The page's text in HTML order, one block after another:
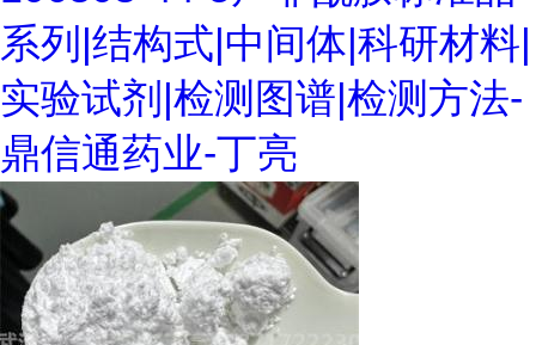
系列|结构式|中间体|科研材料|
实验试剂|检测图谱|检测方法-
鼎信通药业-丁亮